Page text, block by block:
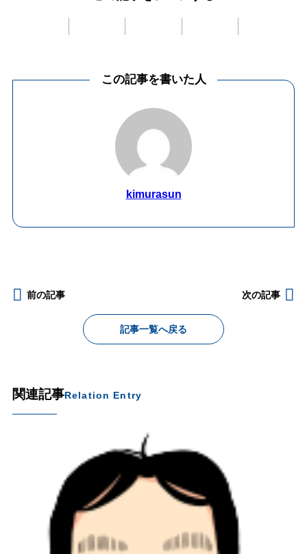
この記事を書いた人
kimurasun
前の記事
記事一覧へ戻る
次の記事
関連記事Relation Entry